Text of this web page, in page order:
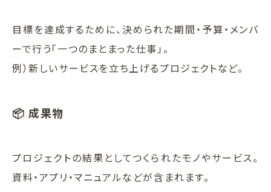
目標を達成するために、決められた期間・予算・メンバ
ーで行う「一つのまとまった仕事」。
例）新しいサービスを立ち上げるプロジェクトなど。
📦 成果物
プロジェクトの結果としてつくられたモノやサービス。
資料・アプリ・マニュアルなどが含まれます。